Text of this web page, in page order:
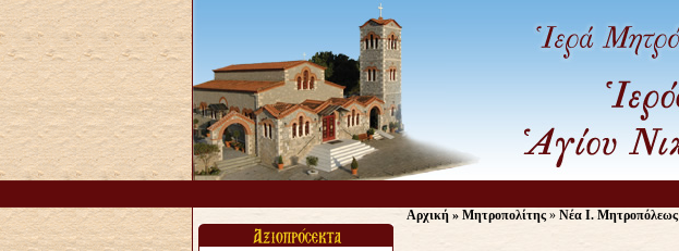
Αρχική» Μητροπολίτης» Νέα Ι. Μητροπόλεως